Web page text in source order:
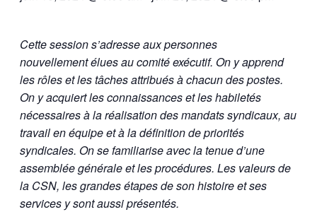
Cette session s’adresse aux personnes
nouvellementélues au comité exécutif. On y apprend
les rôles et lestâches attribués à chacun des postes.
On y acquiert lesconnaissances et les habiletés
nécessaires à la réalisationdes mandats syndicaux, au
travail en équipe et à ladéfinition de priorités
syndicales. On se familiarise avecla tenue d’une
assemblée générale et les procédures. Les valeurs de
la CSN, les grandes étapes de son histoire etses
services y sont aussi présentés.